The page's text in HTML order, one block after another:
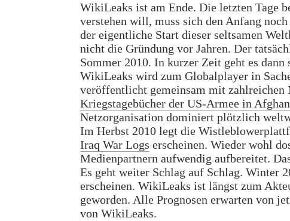
WikiLeaks ist am Ende. Die letzten Tage
verstehen will, muss sich den Anfang
der eigentliche Start dieser seltsamen
nicht die Gründung vor Jahren. Der
Sommer 2010. In kurzer Zeit geht es
WikiLeaks wird zum Globalplayer in
veröffentlicht gemeinsam mit zahlreichen
Kriegstagebücher der US-Armee in
Netzorganisation dominiert plötzlich
Im Herbst 2010 legt die
Iraq War Logs erscheinen. Wieder wohl
Medienpartnern aufwendig aufbereitet.
Es geht weiter Schlag auf Schlag. Winter
erscheinen. WikiLeaks ist längst zum
geworden. Alle Prognosen erwarten von
von WikiLeaks.